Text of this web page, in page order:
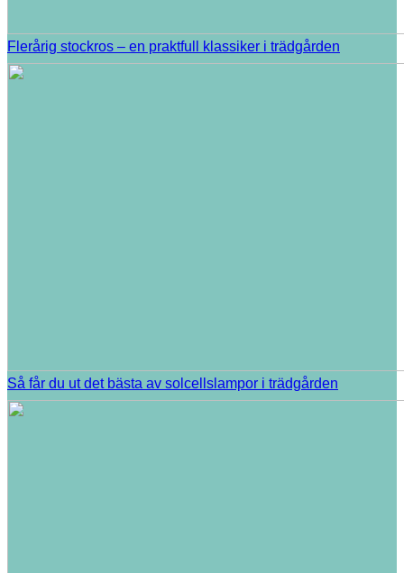
Flerårig stockros – en praktfull klassiker i trädgården
Så får du ut det bästa av solcellslampor i trädgården